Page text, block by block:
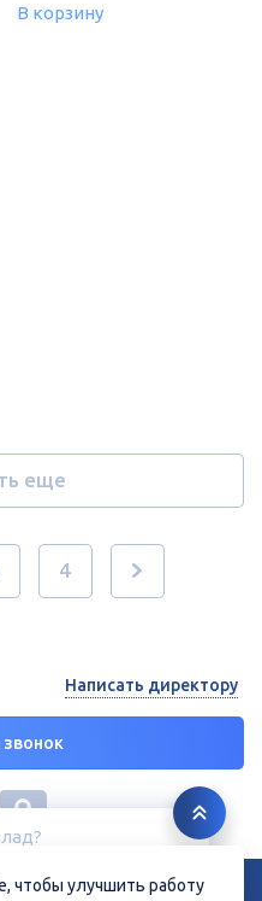
В корзину
еще
4
звонок
Написать директору
чтобы улучшить работу